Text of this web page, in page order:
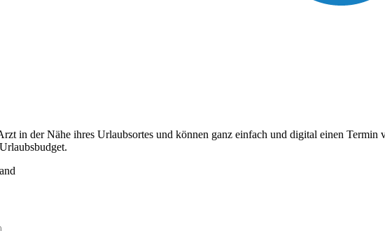
in der Nähe ihres Urlaubsortes und können ganz einfach und digital einen